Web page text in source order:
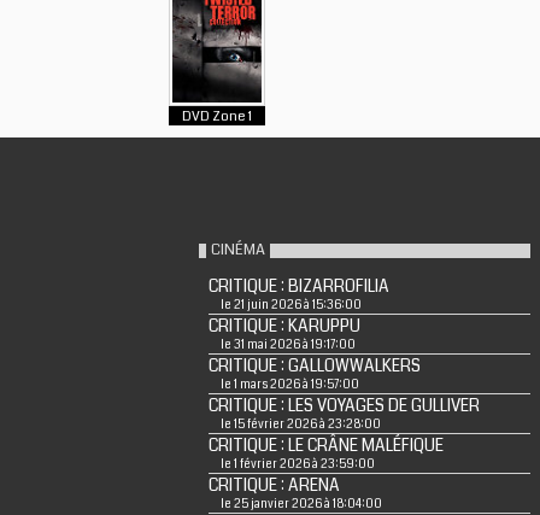
DVD Zone 1
CINÉMA
CRITIQUE : BIZARROFILIA
le 21 juin 2026 à 15:36:00
CRITIQUE : KARUPPU
le 31 mai 2026 à 19:17:00
CRITIQUE : GALLOWWALKERS
le 1 mars 2026 à 19:57:00
CRITIQUE : LES VOYAGES DE GULLIVER
le 15 février 2026 à 23:28:00
CRITIQUE : LE CRÂNE MALÉFIQUE
le 1 février 2026 à 23:59:00
CRITIQUE : ARENA
le 25 janvier 2026 à 18:04:00